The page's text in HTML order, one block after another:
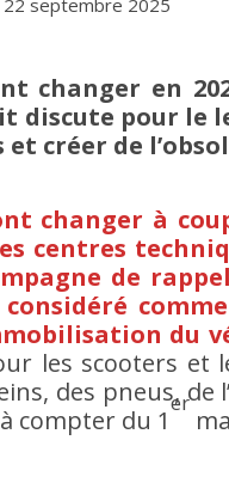
changer en
discute pour le
créer de
changer à
centres
de
considéré
du
les scooters et
des pneus, de
compter du 1
er